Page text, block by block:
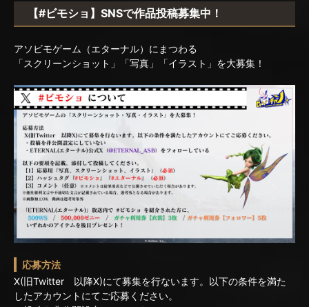
【#ビモショ】SNSで作品投稿募集中！
アソビモゲーム（エターナル）にまつわる
「スクリーンショット」「写真」「イラスト」を大募集！
応募方法
X(旧Twitter 以降X)にて募集を行ないます。以下の条件を満た
したアカウントにてご応募ください。